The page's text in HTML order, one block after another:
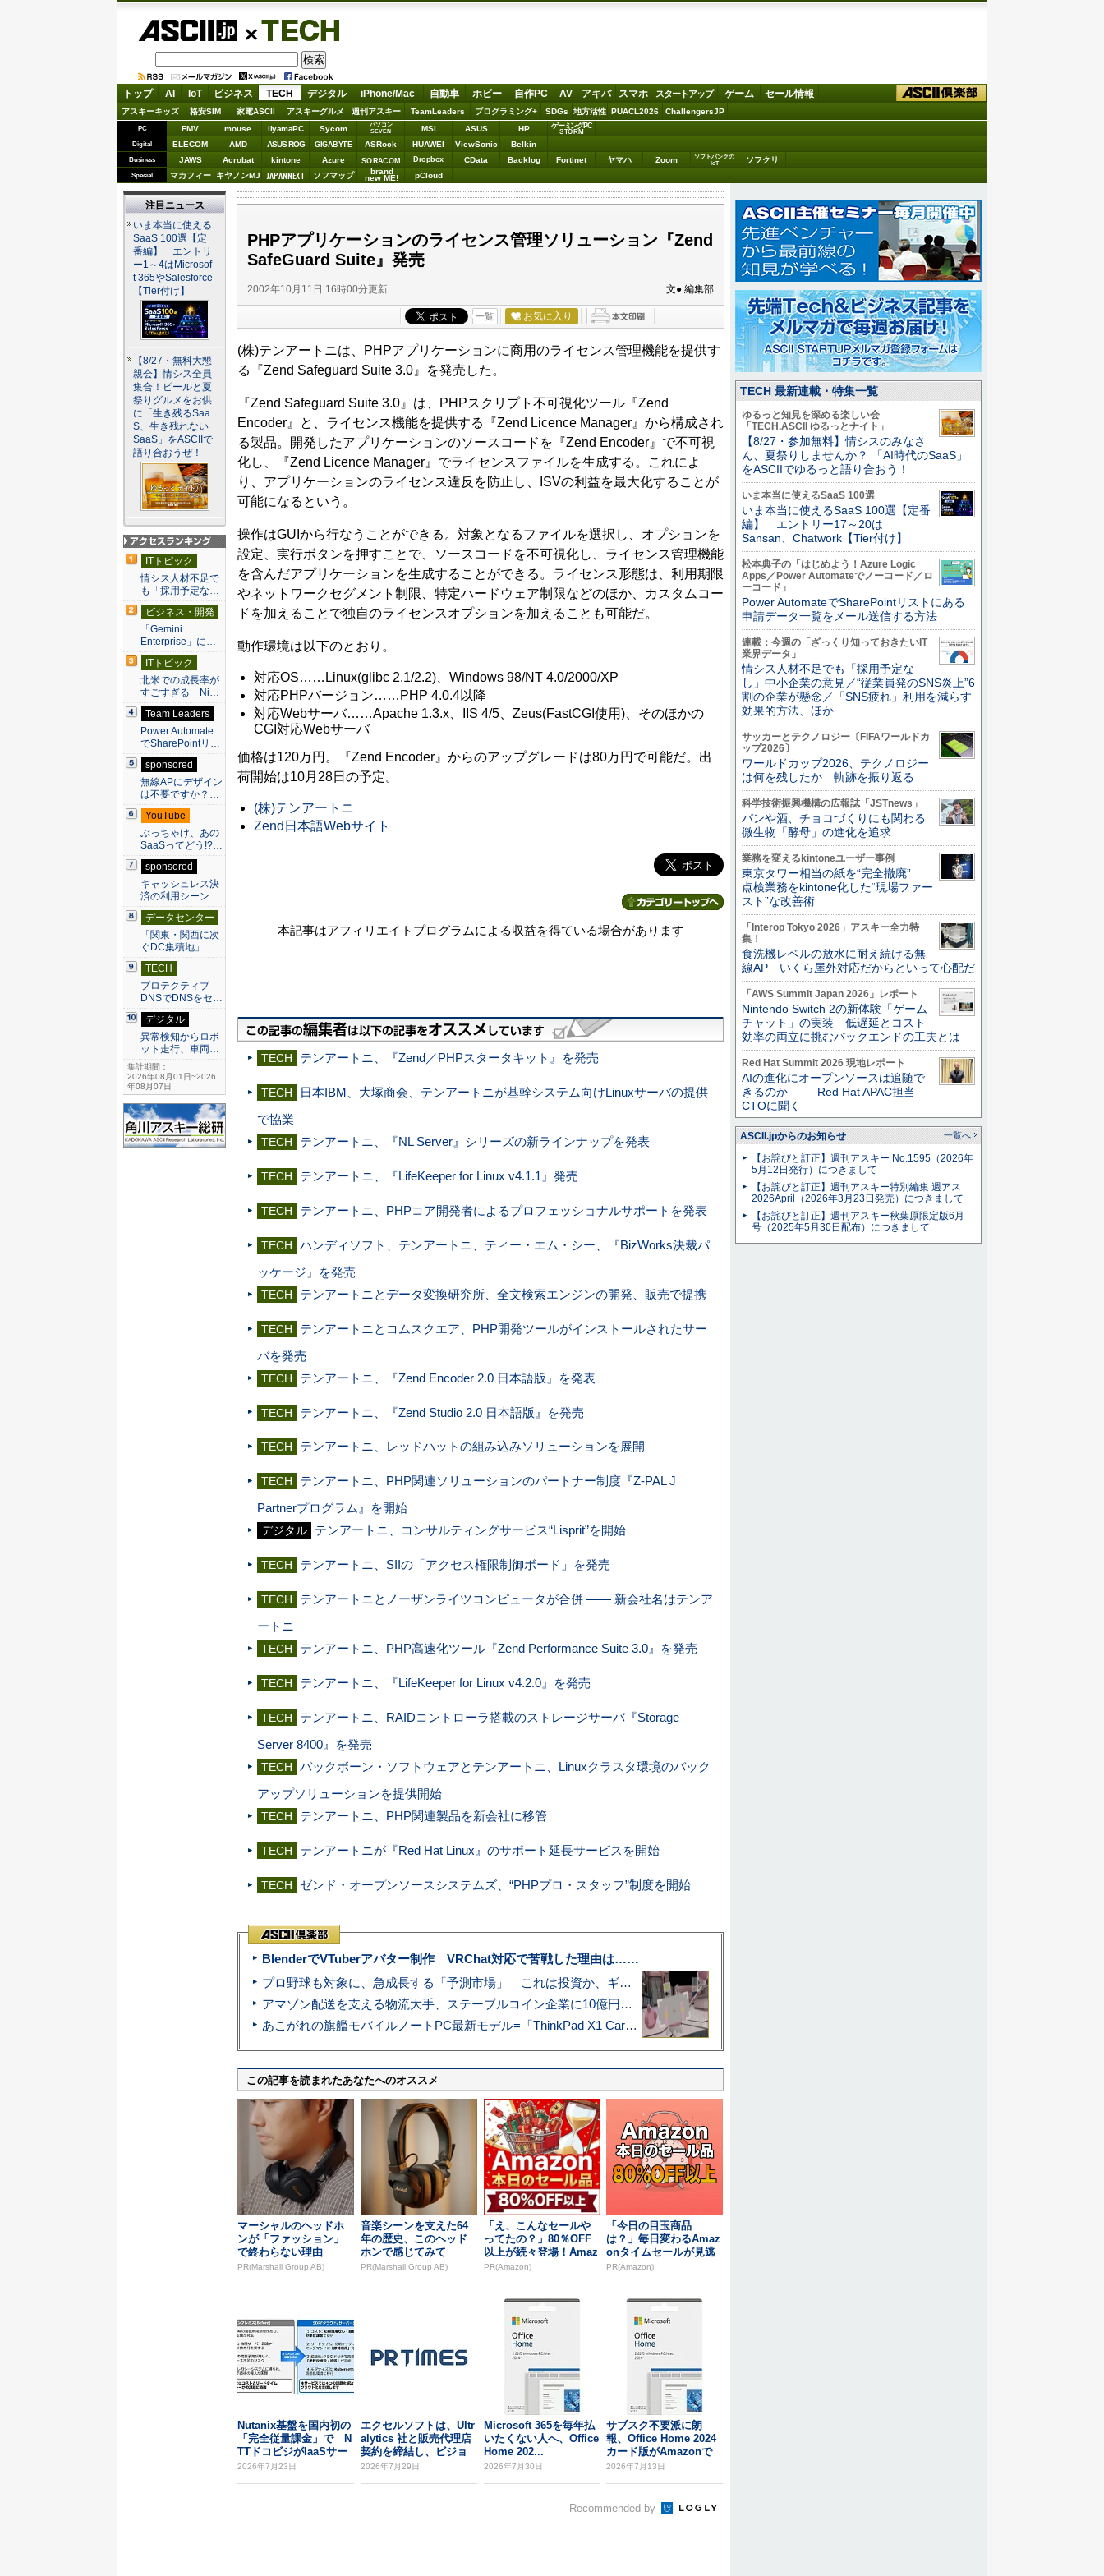
TECH
トップ AI IoT ビジネス TECH デジタル iPhone/Mac 自動車 ホビー 自作PC AV アキバ スマホ スタートアップ ゲーム セール情報
アスキーキッズ 格安SIM 家電ASCII アスキーグルメ 週刊アスキー TeamLeaders プログラミング+ SDGs 地方活性 PUACL2026 ChallengersJP
PC FMV mouse iiyamaPC Sycom
パソコン
SEVEN
MSI ASUS HP ゲーミングPC
STORM
Digital ELECOM AMD ASUS ROG GIGABYTE ASRock HUAWEI ViewSonic Belkin
Business JAWS Acrobat kintone Azure SORACOM Dropbox CData Backlog Fortinet ヤマハ Zoom
ソフトバンクの
IoT
ソフクリ
Special マカフィー キヤノンMJ JAPANNEXT ソフマップ brand
new ME! pCloud
PHPアプリケーションのライセンス管理ソリューション『Zend
SafeGuard Suite』発売
2002年10月11日 16時00分更新 文● 編集部
一覧 お気に入り
(株)テンアートニは、PHPアプリケーションに商用のライセンス管理機能を提供す
る『Zend Safeguard Suite 3.0』を発売した。
『Zend Safeguard Suite 3.0』は、PHPスクリプト不可視化ツール『Zend
Encoder』と、ライセンス機能を提供する『Zend Licence Manager』から構成され
る製品。開発したアプリケーションのソースコードを『Zend Encoder』で不可視
化し、『Zend Licence Manager』でライセンスファイルを生成する。これによ
り、アプリケーションのライセンス違反を防止し、ISVの利益を最大化することが
可能になるという。
操作はGUIから行なうことができる。対象となるファイルを選択し、オプションを
設定、実行ボタンを押すことで、ソースコードを不可視化し、ライセンス管理機能
を含んだアプリケーションを生成することができる。ライセンス形態は、利用期限
やネットワークセグメント制限、特定ハードウェア制限などのほか、カスタムコー
ドを加えることで独自のライセンスオプションを加えることも可能だ。
動作環境は以下のとおり。
対応OS……Linux(glibc 2.1/2.2)、Windows 98/NT 4.0/2000/XP
対応PHPバージョン……PHP 4.0.4以降
対応Webサーバ……Apache 1.3.x、IIS 4/5、Zeus(FastCGI使用)、そのほかの
CGI対応Webサーバ
価格は120万円。『Zend Encoder』からのアップグレードは80万円で可能だ。出
荷開始は10月28日の予定。
(株)テンアートニ
Zend日本語Webサイト
本記事はアフィリエイトプログラムによる収益を得ている場合があります
TECH テンアートニ、『Zend／PHPスタータキット』を発売
TECH
日本IBM、大塚商会、テンアートニが基幹システム向けLinuxサーバの提供
で協業
TECH テンアートニ、『NL Server』シリーズの新ラインナップを発表
TECH テンアートニ、『LifeKeeper for Linux v4.1.1』発売
TECH テンアートニ、PHPコア開発者によるプロフェッショナルサポートを発表
TECH
ハンディソフト、テンアートニ、ティー・エム・シー、『BizWorks決裁パ
ッケージ』を発売
TECH テンアートニとデータ変換研究所、全文検索エンジンの開発、販売で提携
TECH
テンアートニとコムスクエア、PHP開発ツールがインストールされたサー
バを発売
TECH テンアートニ、『Zend Encoder 2.0 日本語版』を発表
TECH テンアートニ、『Zend Studio 2.0 日本語版』を発売
TECH テンアートニ、レッドハットの組み込みソリューションを展開
TECH
テンアートニ、PHP関連ソリューションのパートナー制度『Z-PAL J
Partnerプログラム』を開始
デジタル テンアートニ、コンサルティングサービス“Lisprit”を開始
TECH テンアートニ、SIIの「アクセス権限制御ボード」を発売
TECH
テンアートニとノーザンライツコンピュータが合併 ―― 新会社名はテンア
ートニ
TECH テンアートニ、PHP高速化ツール『Zend Performance Suite 3.0』を発売
TECH テンアートニ、『LifeKeeper for Linux v4.2.0』を発売
TECH
テンアートニ、RAIDコントローラ搭載のストレージサーバ『Storage
Server 8400』を発売
TECH
バックボーン・ソフトウェアとテンアートニ、Linuxクラスタ環境のバック
アップソリューションを提供開始
TECH テンアートニ、PHP関連製品を新会社に移管
TECH テンアートニが『Red Hat Linux』のサポート延長サービスを開始
TECH ゼンド・オープンソースシステムズ、“PHPプロ・スタッフ”制度を開始
BlenderでVTuberアバター制作 VRChat対応で苦戦した理由は……
プロ野球も対象に、急成長する「予測市場」 これは投資か、ギャンブルか
アマゾン配送を支える物流大手、ステーブルコイン企業に10億円投資のワケ
あこがれの旗艦モバイルノートPC最新モデル=「ThinkPad X1 Carbon Gen 14 Aura Edition」実機レビュー
この記事を読まれたあなたへのオススメ
マーシャルのヘッドホ
ンが「ファッション」
で終わらない理由
PR(Marshall Group AB)
音楽シーンを支えた64
年の歴史、このヘッド
ホンで感じてみて
PR(Marshall Group AB)
「え、こんなセールや
ってたの？」80％OFF
以上が続々登場！Amaz
onの本気が...
PR(Amazon)
「今日の目玉商品
は？」毎日変わるAmaz
onタイムセールが見逃
せない
PR(Amazon)
Nutanix基盤を国内初の
「完全従量課金」で N
TTドコビジがIaaSサー
ビス...
2026年7月23日
エクセルソフトは、Ultr
alytics 社と販売代理店
契約を締結し、ビジョ
ン ...
2026年7月29日
Microsoft 365を毎年払
いたくない人へ、Office
Home 202...
2026年7月30日
サブスク不要派に朗
報、Office Home 2024
カード版がAmazonで
3...
2026年7月13日
Recommended by
注目ニュース
いま本当に使える
SaaS 100選【定
番編】 エントリ
ー1～4はMicrosof
t 365やSalesforce
【Tier付け】
【8/27・無料大懇
親会】情シス全員
集合！ビールと夏
祭りグルメをお供
に「生き残るSaa
S、生き残れない
SaaS」をASCIIで
語り合おうぜ！
アクセスランキン
グ
ITトピック
情シス人材不足で
も「採用予定な…
ビジネス・開発
「Gemini
Enterprise」に…
ITトピック
北米での成長率が
すごすぎる Ni…
Team Leaders
Power Automate
でSharePointリ…
sponsored
無線APにデザイン
は不要ですか？…
YouTube
ぶっちゃけ、あの
SaaSってどう!?…
sponsored
キャッシュレス決
済の利用シーン…
データセンター
「関東・関西に次
ぐDC集積地」…
TECH
プロテクティブ
DNSでDNSをセ…
デジタル
異常検知からロボ
ット走行、車両…
集計期間：
2026年08月01日~2026
年08月07日
TECH 最新連載・特集一覧
ゆるっと知見を深める楽しい会
「TECH.ASCII ゆるっとナイト」
【8/27・参加無料】情シスのみなさ
ん、夏祭りしませんか？ 「AI時代のSaaS」
をASCIIでゆるっと語り合おう！
いま本当に使えるSaaS 100選
いま本当に使えるSaaS 100選【定番
編】 エントリー17～20は
Sansan、Chatwork【Tier付け】
松本典子の「はじめよう！Azure Logic
Apps／Power Automateでノーコード／ロ
ーコード」
Power AutomateでSharePointリストにある
申請データ一覧をメール送信する方法
連載：今週の「ざっくり知っておきたいIT
業界データ」
情シス人材不足でも「採用予定な
し」中小企業の意見／“従業員発のSNS炎上”6
割の企業が懸念／「SNS疲れ」利用を減らす
効果的方法、ほか
サッカーとテクノロジー〔FIFAワールドカ
ップ2026〕
ワールドカップ2026、テクノロジー
は何を残したか 軌跡を振り返る
科学技術振興機構の広報誌「JSTnews」
パンや酒、チョコづくりにも関わる
微生物「酵母」の進化を追求
業務を変えるkintoneユーザー事例
東京タワー相当の紙を“完全撤廃”
点検業務をkintone化した“現場ファー
スト”な改善術
「Interop Tokyo 2026」アスキー全力特
集！
食洗機レベルの放水に耐え続ける無
線AP いくら屋外対応だからといって心配だ
「AWS Summit Japan 2026」レポート
Nintendo Switch 2の新体験「ゲーム
チャット」の実装 低遅延とコスト
効率の両立に挑むバックエンドの工夫とは
Red Hat Summit 2026 現地レポート
AIの進化にオープンソースは追随で
きるのか ―― Red Hat APAC担当
CTOに聞く
ASCII.jpからのお知らせ 一覧へ
【お詫びと訂正】週刊アスキー No.1595（2026年
5月12日発行）につきまして
【お詫びと訂正】週刊アスキー特別編集 週アス
2026April（2026年3月23日発売）につきまして
【お詫びと訂正】週刊アスキー秋葉原限定版6月
号（2025年5月30日配布）につきまして